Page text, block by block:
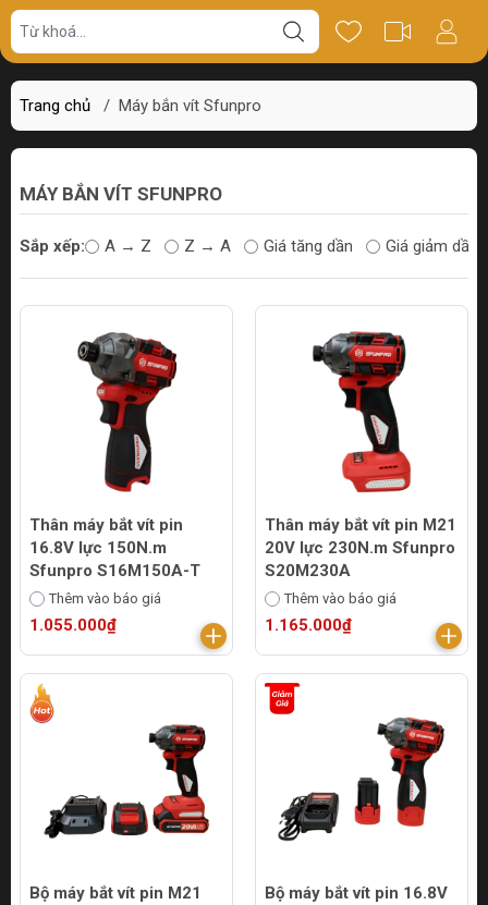
Trang chủ / Máy bắn vít Sfunpro
MÁY BẮN VÍT SFUNPRO
Sắp xếp: A → Z Z → A Giá tăng dần Giá giảm dần
Thân máy bắt vít pin
16.8V lực 150N.m
Sfunpro S16M150A-T
Thêm vào báo giá
1.055.000₫
Thân máy bắt vít pin M21
20V lực 230N.m Sfunpro
S20M230A
Thêm vào báo giá
1.165.000₫
Bộ máy bắt vít pin M21
Bộ máy bắt vít pin 16.8V